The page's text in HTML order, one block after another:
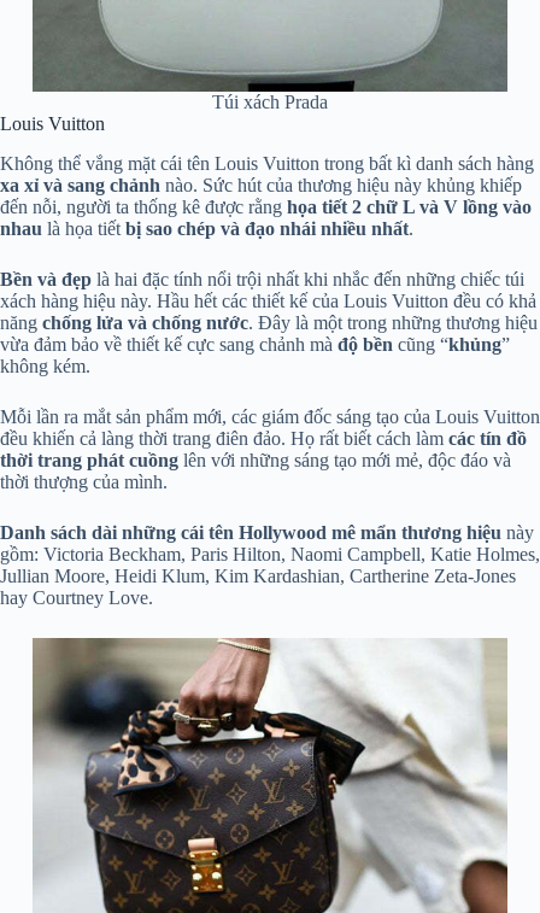
Túi xách Prada
Louis Vuitton
Không thể vắng mặt cái tên Louis Vuitton trong bất kì danh sách hàng
xa xỉ và sang chảnh nào. Sức hút của thương hiệu này khủng khiếp
đến nỗi, người ta thống kê được rằng họa tiết 2 chữ L và V lồng vào
nhau là họa tiết bị sao chép và đạo nhái nhiều nhất.
Bền và đẹp là hai đặc tính nổi trội nhất khi nhắc đến những chiếc túi
xách hàng hiệu này. Hầu hết các thiết kế của Louis Vuitton đều có khả
năng chống lửa và chống nước. Đây là một trong những thương hiệu
vừa đảm bảo về thiết kế cực sang chảnh mà độ bền cũng “khủng”
không kém.
Mỗi lần ra mắt sản phẩm mới, các giám đốc sáng tạo của Louis Vuitton
đều khiến cả làng thời trang điên đảo. Họ rất biết cách làm các tín đồ
thời trang phát cuồng lên với những sáng tạo mới mẻ, độc đáo và
thời thượng của mình.
Danh sách dài những cái tên Hollywood mê mẩn thương hiệu này
gồm: Victoria Beckham, Paris Hilton, Naomi Campbell, Katie Holmes,
Jullian Moore, Heidi Klum, Kim Kardashian, Cartherine Zeta-Jones
hay Courtney Love.